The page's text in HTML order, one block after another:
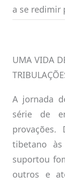
a se redimir
UMA VIDA
A jornada
série de
provações.
tibetano
suportou
outros e